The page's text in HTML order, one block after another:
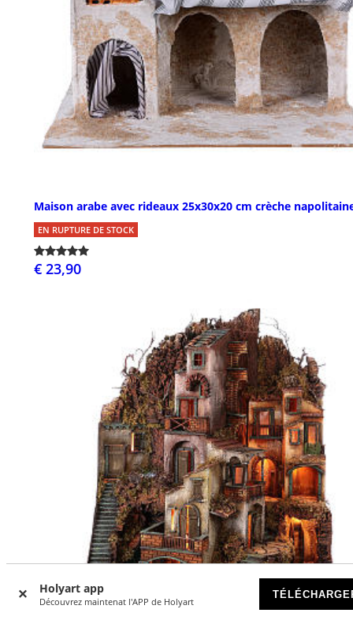
Holyart app
Découvrez maintenat l'APP de Holyart
Maison arabe avec rideaux 25x30x20 cm crèche
EN RUPTURE DE STOCK
€ 23,90